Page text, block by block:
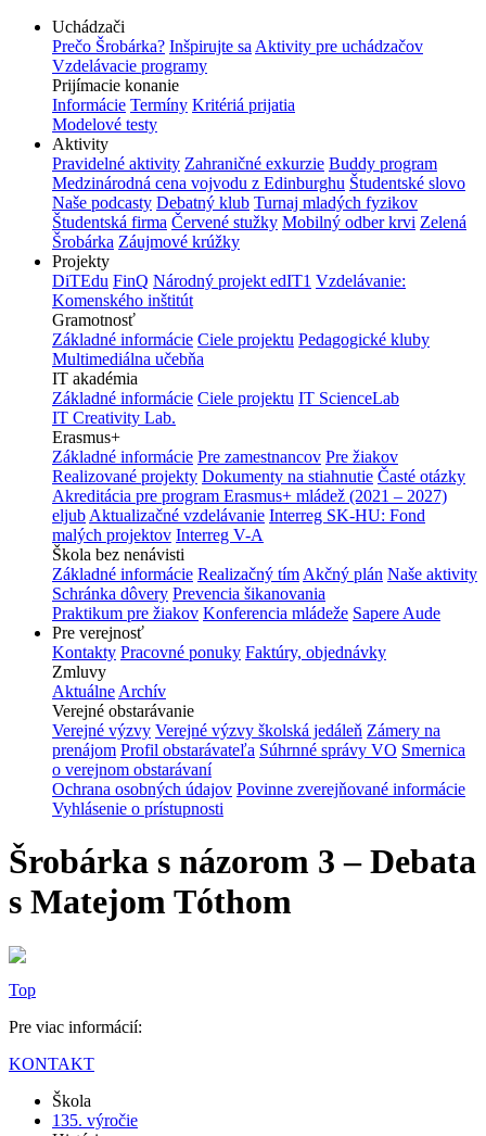
Uchádzači
Prečo Šrobárka? Inšpirujte sa Aktivity pre uchádzačov
Vzdelávacie programy
Prijímacie konanie
Informácie Termíny Kritériá prijatia
Modelové testy
Aktivity
Pravidelné aktivity Zahraničné exkurzie Buddy program
Medzinárodná cena vojvodu z Edinburghu Študentské slovo
Naše podcasty Debatný klub Turnaj mladých fyzikov
Študentská firma Červené stužky Mobilný odber krvi Zelená
Šrobárka Záujmové krúžky
Projekty
DiTEdu FinQ Národný projekt edIT1 Vzdelávanie:
Komenského inštitút
Gramotnosť
Základné informácie Ciele projektu Pedagogické kluby
Multimediálna učebňa
IT akadémia
Základné informácie Ciele projektu IT ScienceLab
IT Creativity Lab.
Erasmus+
Základné informácie Pre zamestnancov Pre žiakov
Realizované projekty Dokumenty na stiahnutie Časté otázky
Akreditácia pre program Erasmus+ mládež (2021 – 2027)
eljub Aktualizačné vzdelávanie Interreg SK-HU: Fond
malých projektov Interreg V-A
Škola bez nenávisti
Základné informácie Realizačný tím Akčný plán Naše aktivity
Schránka dôvery Prevencia šikanovania
Praktikum pre žiakov Konferencia mládeže Sapere Aude
Pre verejnosť
Kontakty Pracovné ponuky Faktúry, objednávky
Zmluvy
Aktuálne Archív
Verejné obstarávanie
Verejné výzvy Verejné výzvy školská jedáleň Zámery na
prenájom Profil obstarávateľa Súhrnné správy VO Smernica
o verejnom obstarávaní
Ochrana osobných údajov Povinne zverejňované informácie
Vyhlásenie o prístupnosti
Šrobárka s názorom 3 – Debata
s Matejom Tóthom
Top
Pre viac informácií:
KONTAKT
Škola
135. výročie